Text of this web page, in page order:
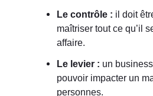
Le contrôle : il doit
maîtriser tout ce qu’il
affaire.
Le levier : un
pouvoir impacter un
personnes.